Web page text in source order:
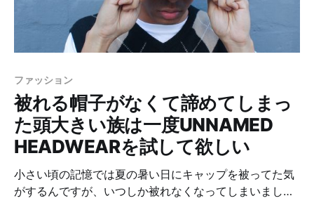
で、linkify-reactも利用します。 ちなみに、react-
linkifyというパッケージもありますが、これは別物なの
でご注意を。 執筆時のこちらは5年ほどメンテナンスさ
import { Link as C
ファッション
被れる帽子がなくて諦めてしまっ
た頭大きい族は一度UNNAMED
HEADWEARを試して欲しい
小さい頃の記憶では夏の暑い日にキャップを被ってた気
がするんですが、いつしか被れなくなってしまいまし